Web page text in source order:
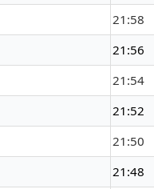
21:58
21:56
21:54
21:52
21:50
21:48